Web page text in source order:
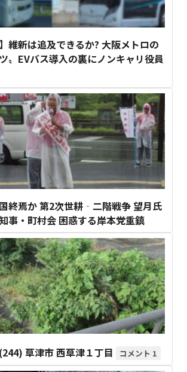
維新は追及できるか? 大阪メトロの
〟EVバス導入の裏にノンキャリ役員
国終焉か 第2次世耕‐二階戦争 望月氏
事・町村会 困惑する岸本党重鎮
草津市 西草津１丁目 1